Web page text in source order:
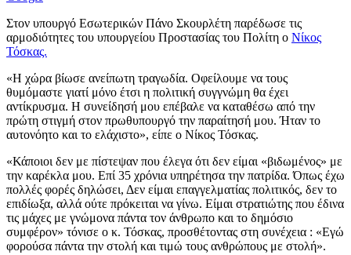
Στον υπουργό Εσωτερικών Πάνο Σκουρλέτη παρέδωσε τις
αρμοδιότητες του υπουργείου Προστασίας του Πολίτη ο Νίκος
Τόσκας.
«Η χώρα βίωσε ανείπωτη τραγωδία. Οφείλουμε να τους
θυμόμαστε γιατί μόνο έτσι η πολιτική συγγνώμη θα έχει
αντίκρυσμα. Η συνείδησή μου επέβαλε να καταθέσω από την
πρώτη στιγμή στον πρωθυπουργό την παραίτησή μου. Ήταν το
αυτονόητο και το ελάχιστο», είπε ο Νίκος Τόσκας.
«Κάποιοι δεν με πίστεψαν που έλεγα ότι δεν είμαι «βιδωμένος» με
την καρέκλα μου. Επί 35 χρόνια υπηρέτησα την πατρίδα. Όπως έχω
πολλές φορές δηλώσει, Δεν είμαι επαγγελματίας πολιτικός, δεν το
επιδίωξα, αλλά ούτε πρόκειται να γίνω. Είμαι στρατιώτης που έδινα
τις μάχες με γνώμονα πάντα τον άνθρωπο και το δημόσιο
συμφέρον» τόνισε ο κ. Τόσκας, προσθέτοντας στη συνέχεια : «Εγώ
φορούσα πάντα την στολή και τιμώ τους ανθρώπους με στολή».